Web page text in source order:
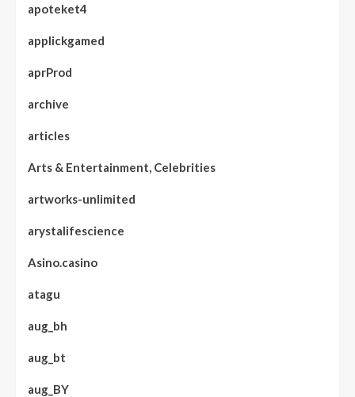
apoteket4
applickgamed
aprProd
archive
articles
Arts & Entertainment, Celebrities
artworks-unlimited
arystalifescience
Asino.casino
atagu
aug_bh
aug_bt
aug_BY